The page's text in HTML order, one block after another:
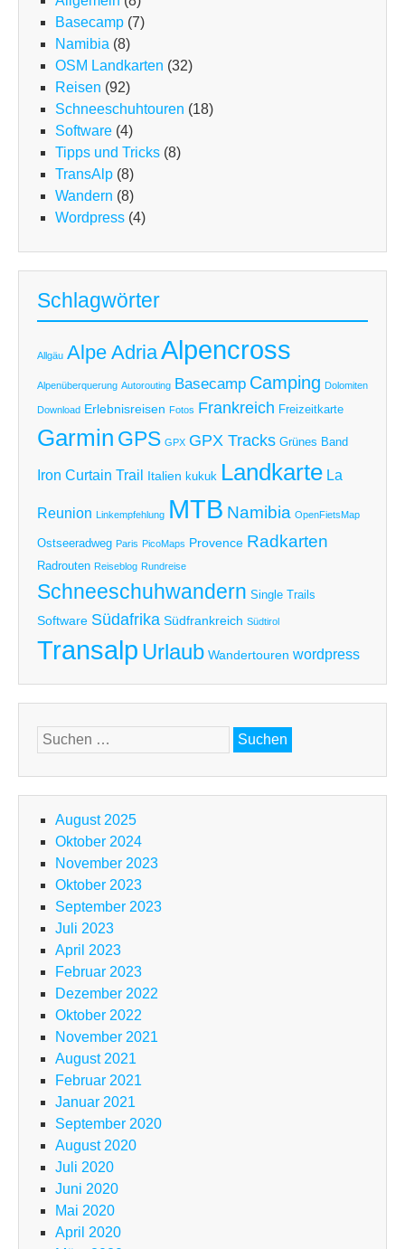
Basecamp (7)
Namibia (8)
OSM Landkarten (32)
Reisen (92)
Schneeschuhtouren (18)
Software (4)
Tipps und Tricks (8)
TransAlp (8)
Wandern (8)
Wordpress (4)
Schlagwörter
Allgäu Alpe AdriaAlpencross
Alpenüberquerung Autorouting Basecamp Camping Dolomiten
Download Erlebnisreisen Fotos Frankreich Freizeitkarte
Garmin GPS GPX GPX Tracks Grünes Band
Iron Curtain Trail Italien kukuk Landkarte La
Reunion Linkempfehlung MTB Namibia OpenFietsMap
Ostseeradweg Paris PicoMaps Provence Radkarten
Radrouten Reiseblog Rundreise
Schneeschuhwandern Single Trails
Software Südafrika Südfrankreich Südtirol
Transalp Urlaub Wandertouren wordpress
Suchen
nach:
August 2025
Oktober 2024
November 2023
Oktober 2023
September 2023
Juli 2023
April 2023
Februar 2023
Dezember 2022
Oktober 2022
November 2021
August 2021
Februar 2021
Januar 2021
September 2020
August 2020
Juli 2020
Juni 2020
Mai 2020
April 2020